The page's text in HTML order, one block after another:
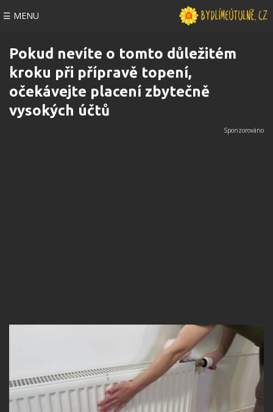
☰ MENU
Pokud nevíte o tomto důležitém
kroku při přípravě topení,
očekávejte placení zbytečně
vysokých účtů